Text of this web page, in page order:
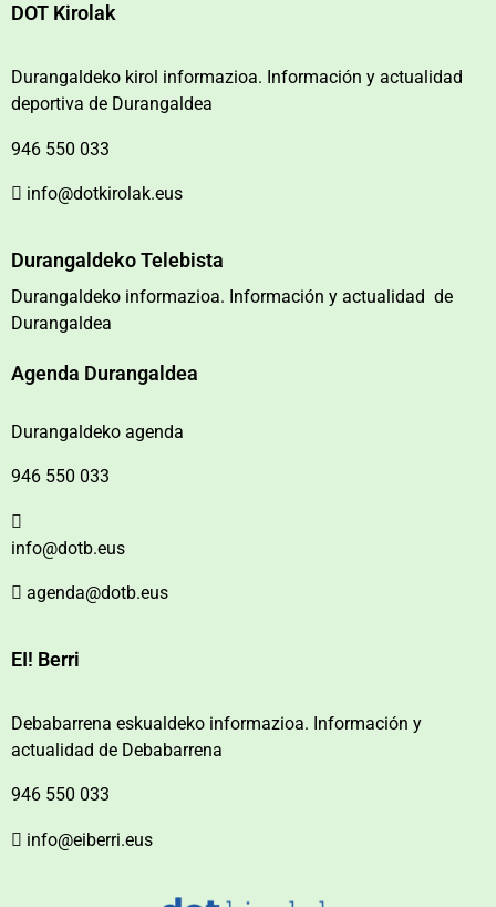
DOT Kirolak
Durangaldeko kirol informazioa. Información y actualidad
deportiva de Durangaldea
946 550 033
info@dotkirolak.eus
Durangaldeko Telebista
Durangaldeko informazioa. Información y actualidad de
Durangaldea
Agenda Durangaldea
Durangaldeko agenda
946 550 033
info@dotb.eus
agenda@dotb.eus
EI! Berri
Debabarrena eskualdeko informazioa. Información y
actualidad de Debabarrena
946 550 033
info@eiberri.eus